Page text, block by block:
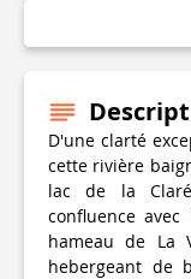
D'une clarté
cette rivière
lac de la
confluence
hameau de La
hebergeant de